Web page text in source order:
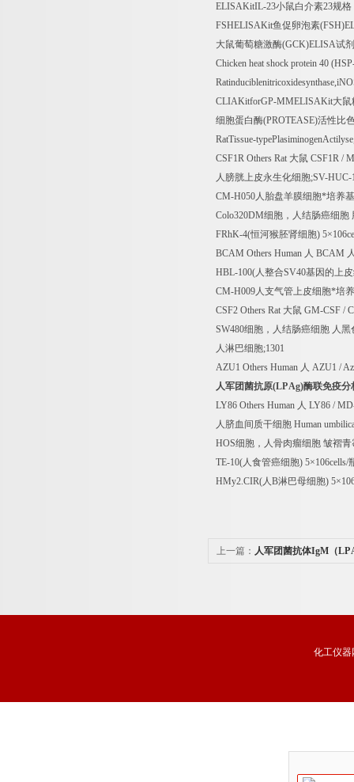
ELISAKitIL-23小鼠白介素23规格
FSHELISAKit鱼促卵泡素
大鼠葡萄糖激酶(GCK)ELISA试
Chicken heat shock protein 40
CLIAKitforGP-MMELISAKit大
细胞蛋白酶(PROTEASE)活性比
RatTissue-
CSF1R Others Rat 大鼠 CSF1R /
人膀胱上皮永生化细胞;SV-HUC-
CM-H050人胎盘羊膜细胞*培养基
Colo320DM细胞，人结肠癌细胞
FRhK-4(恒河猴胚肾细胞) 5×
BCAM Others Human 人 BCAM
HBL-100(人整合SV40基因的上
CM-H009人支气管上皮细胞*培
CSF2 Others Rat 大鼠 GM-CSF /
SW480细胞，人结肠癌细胞 人黑
人淋巴细胞;1301
AZU1 Others Human 人 AZU1 /
人军团菌抗原(LP Ag)酶联免疫分
LY86 Others Human 人 LY86 /
人脐血间质干细胞 Human
HOS细胞，人骨肉瘤细胞 皱褶青
TE-10(人食管癌细胞) 5×106cells/
HMy2.CIR(人B淋巴母细胞) 5×
上一篇： 人军团菌抗体IgM（LP
化工仪器